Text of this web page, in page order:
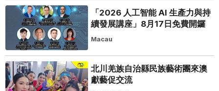
「2026 人工智能 AI 生產力與持
續發展講座」8月17日免費開鑼
Macau
北川羌族自治縣民族藝術團來澳
獻藝促交流